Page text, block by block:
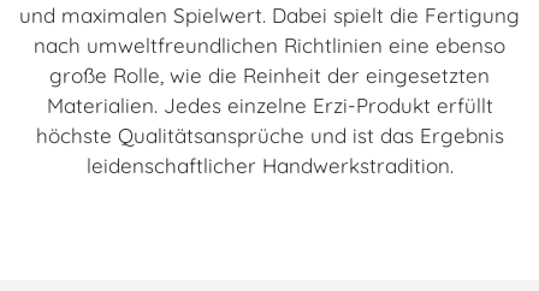
und maximalen Spielwert. Dabei spielt die Fertigung
nach umweltfreundlichen Richtlinien eine ebenso
große Rolle, wie die Reinheit der eingesetzten
Materialien. Jedes einzelne Erzi-Produkt erfüllt
höchste Qualitätsansprüche und ist das Ergebnis
leidenschaftlicher Handwerkstradition.